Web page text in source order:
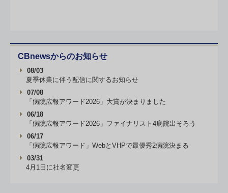
CBnewsからのお知らせ
08/03
夏季休業に伴う配信に関するお知らせ
07/08
「病院広報アワード2026」大賞が決まりました
06/18
「病院広報アワード2026」ファイナリスト4病院出そろう
06/17
「病院広報アワード」WebとVHPで最優秀2病院決まる
03/31
4月1日に社名変更